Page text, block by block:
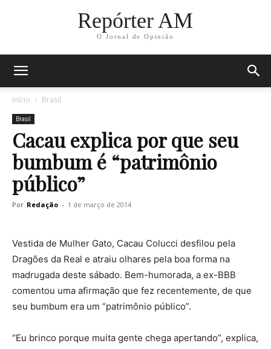
Repórter AM
O Jornal de Opinião
Início Brasil
Brasil
Cacau explica por que seu
bumbum é “patrimônio
público”
Por Redação - 1 de março de 2014
Vestida de Mulher Gato, Cacau Colucci desfilou pela
Dragões da Real e atraiu olhares pela boa forma na
madrugada deste sábado. Bem-humorada, a ex-BBB
comentou uma afirmação que fez recentemente, de que
seu bumbum era um “patrimônio público”.
“Eu brinco porque muita gente chega apertando”, explica,